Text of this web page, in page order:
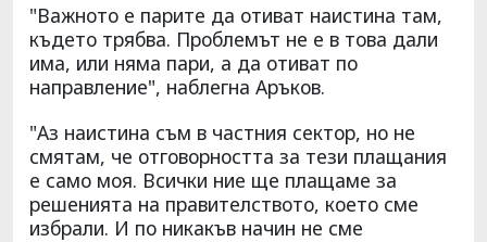
"Важното е парите да отиват наистина там,
където трябва. Проблемът не е в това дали
има, или няма пари, а да отиват по
направление", наблегна Аръков.
"Аз наистина съм в частния сектор, но не
смятам, че отговорността за тези плащания
е само моя. Всички ние ще плащаме за
решенията на правителството, което сме
избрали. И по никакъв начин не сме